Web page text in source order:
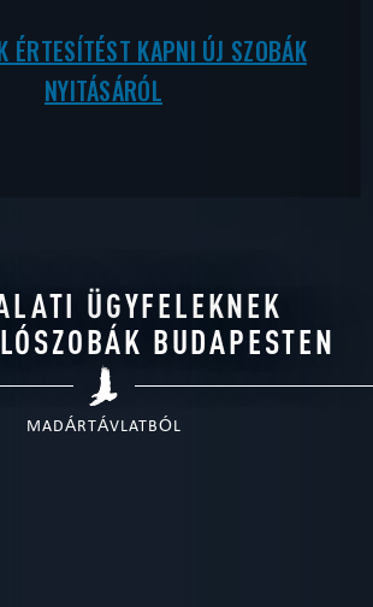
ÉRTESÍTÉST KAPNI ÚJ SZOBÁK
NYITÁSÁRÓL
ÜGYFELEKNEK
BUDAPESTEN
MADÁRTÁVLATBÓL